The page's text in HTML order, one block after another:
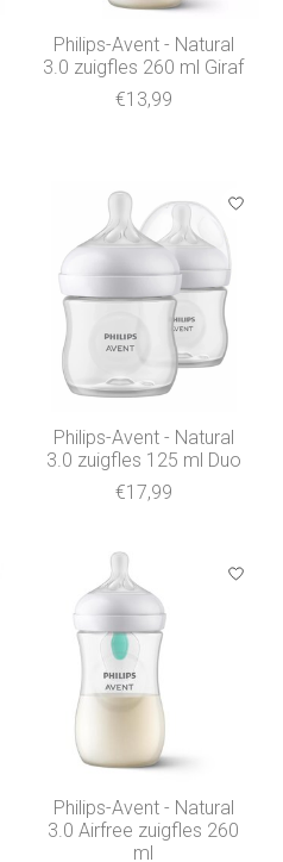
Philips-Avent - Natural
3.0 zuigfles 260 ml Giraf
€13,99
Philips-Avent - Natural
3.0 zuigfles 125 ml Duo
€17,99
Philips-Avent - Natural
3.0 Airfree zuigfles 260
ml